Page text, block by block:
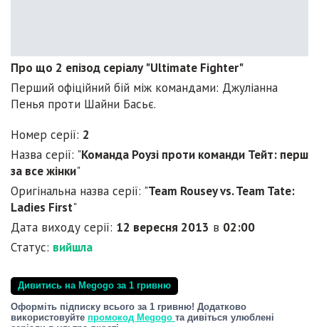
Про що 2 епізод серіалу "Ultimate Fighter"
Перший офіційний бій між командами: Джуліанна
Пенья проти Шайни Басьє.
Номер серії: 2
Назва серії: "Команда Роузі проти команди Тейт: перш
за все жінки"
Оригінальна назва серії: "Team Rousey vs. Team Tate:
Ladies First"
Дата виходу серії: 12 вересня 2013 в 02:00
Статус: вийшла
Дивитись на Megogo за 1 гривню
Оформіть підписку всього за 1 гривню! Додатково
використовуйте промокод Megogo та дивіться улюблені